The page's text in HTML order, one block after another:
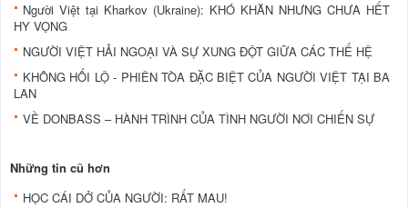
Người Việt tại Kharkov (Ukraine): KHÓ KHĂN NHƯNG CHƯA HẾT
HY VỌNG
NGƯỜI VIỆT HẢI NGOẠI VÀ SỰ XUNG ĐỘT GIỮA CÁC THẾ HỆ
KHÔNG HỐI LỘ - PHIÊN TÒA ĐẶC BIỆT CỦA NGƯỜI VIỆT TẠI BA
LAN
VỀ DONBASS – HÀNH TRÌNH CỦA TÌNH NGƯỜI NƠI CHIẾN SỰ
Những tin cũ hơn
HỌC CÁI DỞ CỦA NGƯỜI: RẤT MAU!